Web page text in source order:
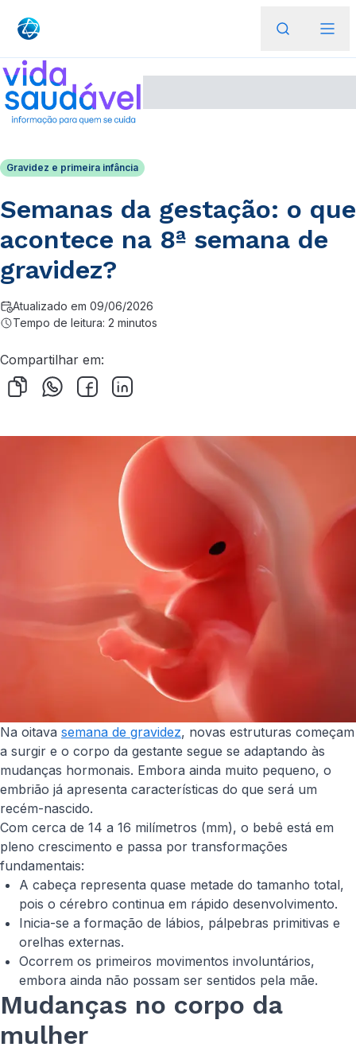
Gravidez e primeira infância
Semanas da gestação: o que
acontece na 8ª semana de
gravidez?
Atualizado em 09/06/2026
Tempo de leitura: 2 minutos
Compartilhar em:
Na oitava semana de gravidez, novas estruturas começam
a surgir e o corpo da gestante segue se adaptando às
mudanças hormonais. Embora ainda muito pequeno, o
embrião já apresenta características do que será um
recém-nascido.
Com cerca de 14 a 16 milímetros (mm), o bebê está em
pleno crescimento e passa por transformações
fundamentais:
A cabeça representa quase metade do tamanho total,
pois o cérebro continua em rápido desenvolvimento.
Inicia-se a formação de lábios, pálpebras primitivas e
orelhas externas.
Ocorrem os primeiros movimentos involuntários,
embora ainda não possam ser sentidos pela mãe.
Mudanças no corpo da
mulher